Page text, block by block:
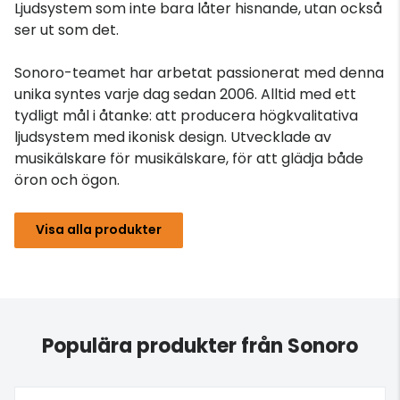
Ljudsystem som inte bara låter hisnande, utan också
ser ut som det.
Sonoro-teamet har arbetat passionerat med denna
unika syntes varje dag sedan 2006. Alltid med ett
tydligt mål i åtanke: att producera högkvalitativa
ljudsystem med ikonisk design. Utvecklade av
musikälskare för musikälskare, för att glädja både
öron och ögon.
Visa alla produkter
Populära produkter från Sonoro